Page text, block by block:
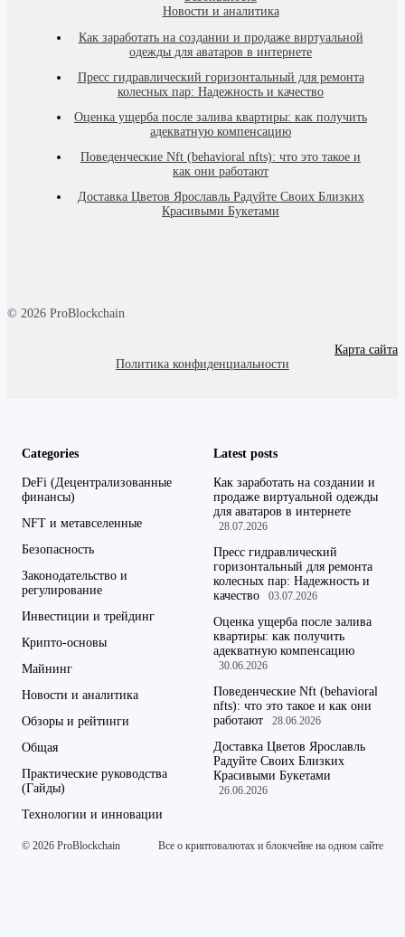
Новости и аналитика
Как заработать на создании и продаже виртуальной
одежды для аватаров в интернете
Пресс гидравлический горизонтальный для ремонта
колесных пар: Надежность и качество
Оценка ущерба после залива квартиры: как получить
адекватную компенсацию
Поведенческие Nft (behavioral nfts): что это такое и
как они работают
Доставка Цветов Ярославль Радуйте Своих Близких
Красивыми Букетами
© 2026 ProBlockchain
Карта сайта
Политика конфиденциальности
Categories
DeFi (Децентрализованные
финансы)
NFT и метавселенные
Безопасность
Законодательство и
регулирование
Инвестиции и трейдинг
Крипто-основы
Майнинг
Новости и аналитика
Обзоры и рейтинги
Общая
Практические руководства
(Гайды)
Технологии и инновации
Latest posts
Как заработать на создании и
продаже виртуальной одежды
для аватаров в интернете
28.07.2026
Пресс гидравлический
горизонтальный для ремонта
колесных пар: Надежность и
качество
03.07.2026
Оценка ущерба после залива
квартиры: как получить
адекватную компенсацию
30.06.2026
Поведенческие Nft (behavioral
nfts): что это такое и как они
работают
28.06.2026
Доставка Цветов Ярославль
Радуйте Своих Близких
Красивыми Букетами
26.06.2026
© 2026 ProBlockchain Все о криптовалютах и блокчейне на одном сайте